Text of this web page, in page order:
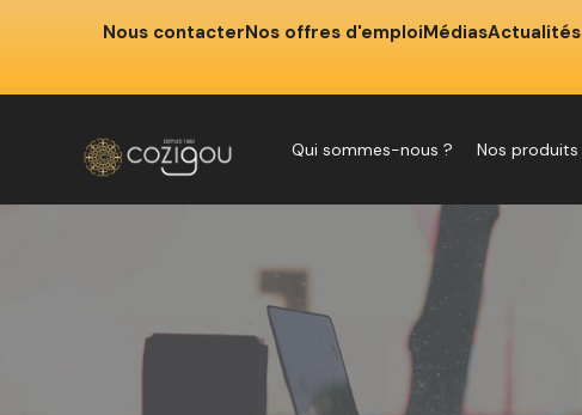
Nous contacterNos offres d'emploiMédiasActualités
Qui sommes-nous ? Nos produits